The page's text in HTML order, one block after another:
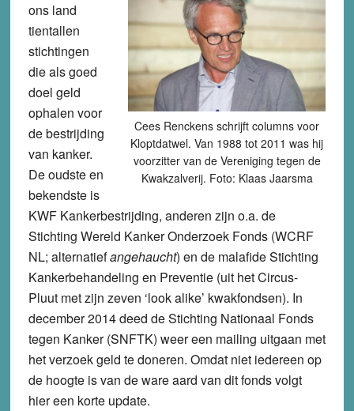
Cees Renckens schrijft columns voor
Kloptdatwel. Van 1988 tot 2011 was hij
voorzitter van de Vereniging tegen de
Kwakzalverij. Foto: Klaas Jaarsma
ons land
tientallen
stichtingen
die als goed
doel geld
ophalen voor
de bestrijding
van kanker.
De oudste en
bekendste is
KWF Kankerbestrijding, anderen zijn o.a. de
Stichting Wereld Kanker Onderzoek Fonds (WCRF
NL; alternatiefangehaucht) en de malafide Stichting
Kankerbehandeling en Preventie (uit het Circus-
Pluut met zijn zeven ‘look alike’ kwakfondsen). In
december 2014 deed de Stichting Nationaal Fonds
tegen Kanker (SNFTK) weer een mailing uitgaan met
het verzoek geld te doneren. Omdat niet iedereen op
de hoogte is van de ware aard van dit fonds volgt
hier een korte update.